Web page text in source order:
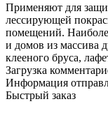
Применяют для
лессирующей
помещений.
и домов из массива
клееного бруса,
Загрузка
Информация
Быстрый заказ